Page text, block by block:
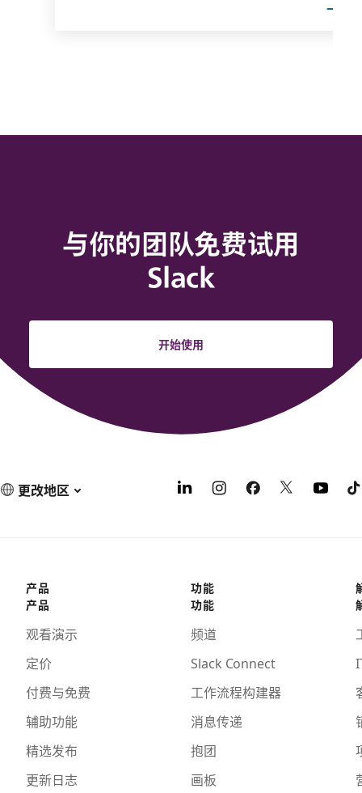
与你的团队免费试用
Slack
开始使用
更改地区
产品
产品
观看演示
定价
付费与免费
辅助功能
精选发布
更新日志
功能
功能
频道
Slack Connect
工作流程构建器
消息传递
抱团
画板